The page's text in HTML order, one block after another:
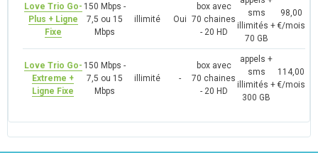
Love Trio Go-
Plus + Ligne
Fixe
150 Mbps -
7,5 ou 15
Mbps
illimité Oui
box avec
70 chaines
- 20 HD
sms
illimités +
70 GB
98,00
€/mois
Love Trio Go-
Extreme +
Ligne Fixe
150 Mbps -
7,5 ou 15
Mbps
illimité -
box avec
70 chaines
- 20 HD
appels +
sms
illimités +
300 GB
114,00
€/mois